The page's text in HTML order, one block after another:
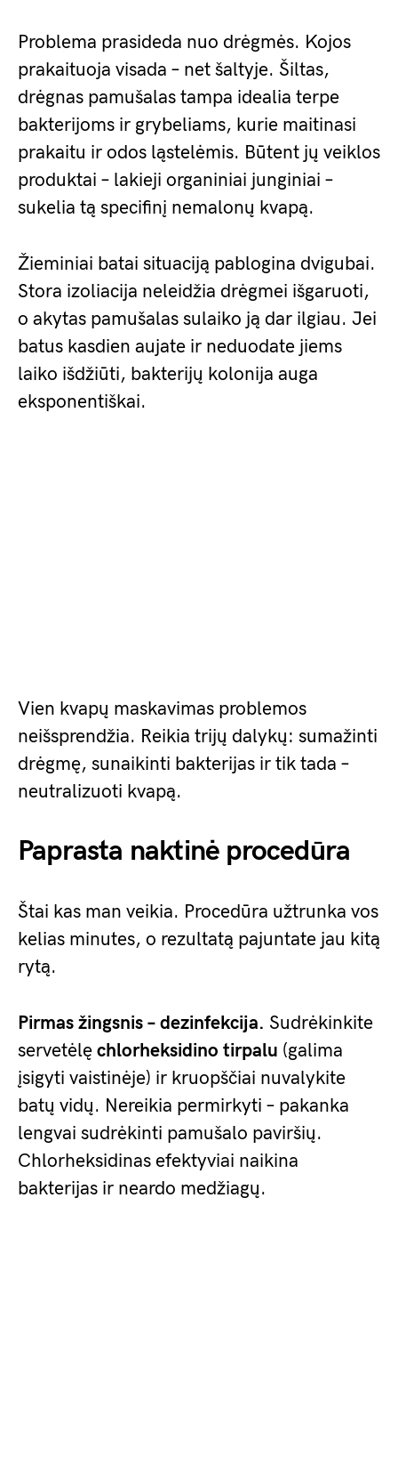
Problema prasideda nuo drėgmės. Kojos
prakaituoja visada – net šaltyje. Šiltas,
drėgnas pamušalas tampa idealia terpe
bakterijoms ir grybeliams, kurie maitinasi
prakaitu ir odos ląstelėmis. Būtent jų veiklos
produktai – lakieji organiniai junginiai –
sukelia tą specifinį nemalonų kvapą.
Žieminiai batai situaciją pablogina dvigubai.
Stora izoliacija neleidžia drėgmei išgaruoti,
o akytas pamušalas sulaiko ją dar ilgiau. Jei
batus kasdien aujate ir neduodate jiems
laiko išdžiūti, bakterijų kolonija auga
eksponentiškai.
Vien kvapų maskavimas problemos
neišsprendžia. Reikia trijų dalykų: sumažinti
drėgmę, sunaikinti bakterijas ir tik tada –
neutralizuoti kvapą.
Paprasta naktinė procedūra
Štai kas man veikia. Procedūra užtrunka vos
kelias minutes, o rezultatą pajuntate jau kitą
rytą.
Pirmas žingsnis – dezinfekcija. Sudrėkinkite
servetėlę chlorheksidino tirpalu (galima
įsigyti vaistinėje) ir kruopščiai nuvalykite
batų vidų. Nereikia permirkyti – pakanka
lengvai sudrėkinti pamušalo paviršių.
Chlorheksidinas efektyviai naikina
bakterijas ir neardo medžiagų.